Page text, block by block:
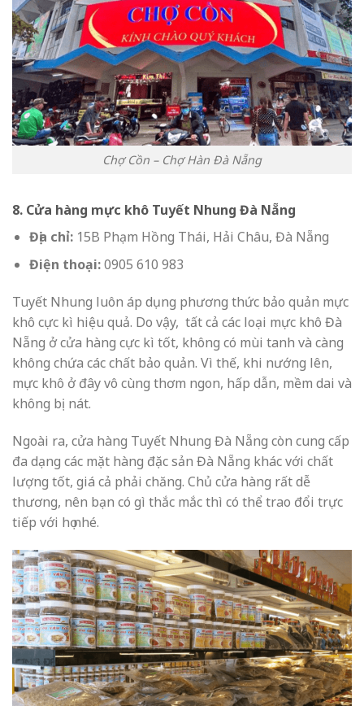
Chợ Cồn – Chợ Hàn Đà Nẵng
8. Cửa hàng mực khô Tuyết Nhung Đà Nẵng
Địa chỉ:15B Phạm Hồng Thái, Hải Châu, Đà Nẵng
Điện thoại:0905 610 983
Tuyết Nhung luôn áp dụng phương thức bảo quản mực
khô cực kì hiệu quả. Do vậy, tất cả các loại mực khô Đà
Nẵng ở cửa hàng cực kì tốt, không có mùi tanh và càng
không chứa các chất bảo quản. Vì thế, khi nướng lên,
mực khô ở đây vô cùng thơm ngon, hấp dẫn, mềm dai và
không bị nát.
Ngoài ra, cửa hàng Tuyết Nhung Đà Nẵng còn cung cấp
đa dạng các mặt hàng đặc sản Đà Nẵng khác với chất
lượng tốt, giá cả phải chăng. Chủ cửa hàng rất dễ
thương, nên bạn có gì thắc mắc thì có thể trao đổi trực
tiếp với họ nhé.